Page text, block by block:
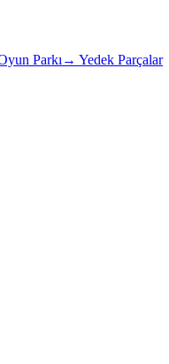
Parkı→ Yedek Parçalar